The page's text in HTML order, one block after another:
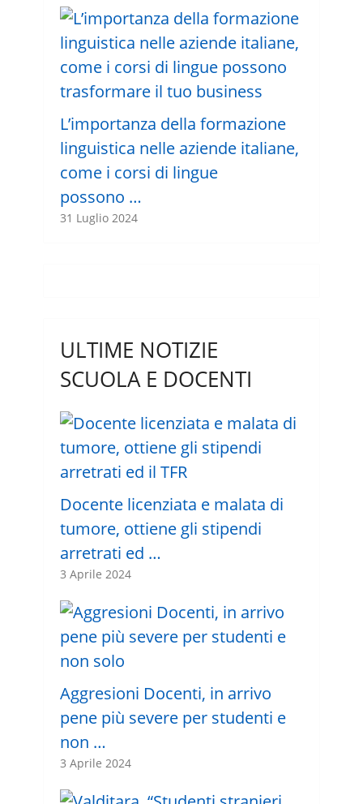
L’importanza della formazione
linguistica nelle aziende italiane,
come i corsi di lingue
possono …
31 Luglio 2024
ULTIME NOTIZIE
SCUOLA E DOCENTI
Docente licenziata e malata di
tumore, ottiene gli stipendi
arretrati ed …
3 Aprile 2024
Aggresioni Docenti, in arrivo
pene più severe per studenti e
non …
3 Aprile 2024